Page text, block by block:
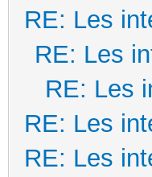
RE: Les
RE: Les
RE: Les
RE: Les
RE: Les